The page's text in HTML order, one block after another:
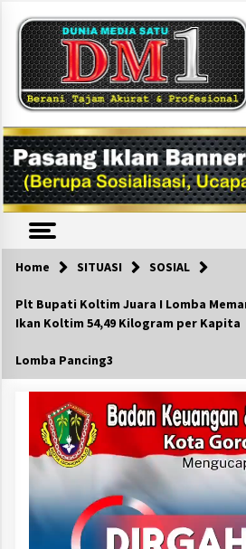
content
Home SITUASI SOSIAL
Plt Bupati Koltim Juara I Lomba
Ikan Koltim 54,49 Kilogram per Kapita
Lomba Pancing3